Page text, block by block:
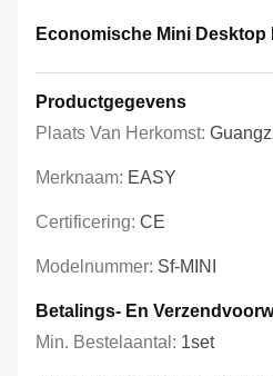
Economische Mini
Productgegevens
Plaats Van Herkomst:
Merknaam: EASY
Certificering: CE
Modelnummer: Sf-MINI
Betalings- En
Min. Bestelaantal: 1set